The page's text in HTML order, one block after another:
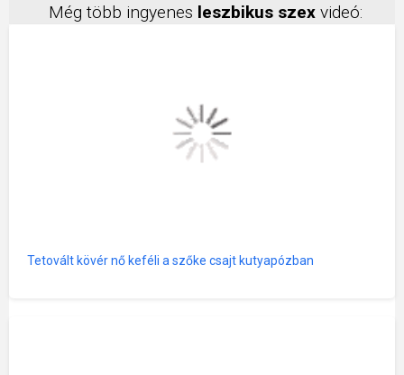
Még több ingyenes leszbikus szex videó:
Tetovált kövér nő keféli a szőke csajt kutyapózban